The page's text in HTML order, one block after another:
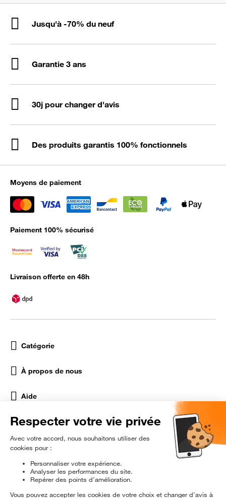
Jusqu'à -70% du neuf
Garantie 3 ans
30j pour changer d'avis
Des produits garantis 100% fonctionnels
Moyens de paiement
Paiement 100% sécurisé
Livraison offerte en 48h
Catégorie
À propos de nous
Aide
Réseaux Sociaux